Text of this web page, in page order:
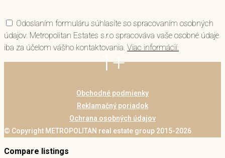
1+
Odoslaním formuláru súhlasíte so spracovaním osobných
údajov. Metropolitan Estates s.r.o spracováva vaše osobné údaje
iba za účelom vášho kontaktovania. Viac informácií.
Obchodné podmienky
Reklamačný poriadok
Ochrana osobných údajov
© Copyright METROPOLITAN real estate group 2015-2026
Compare listings